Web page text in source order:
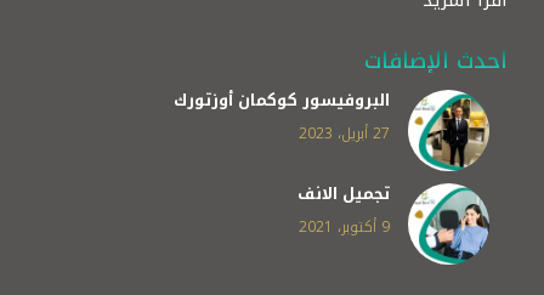
أحدث الإضافات
البروفيسور كوكمان أوزتورك
27 أبريل، 2023
تجميل الانف
9 أكتوبر، 2021